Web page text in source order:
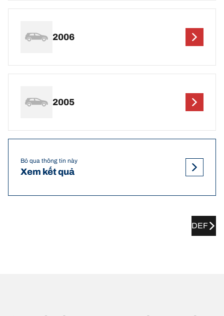
2006
2005
Bỏ qua thông tin này
Xem kết quả
DEF